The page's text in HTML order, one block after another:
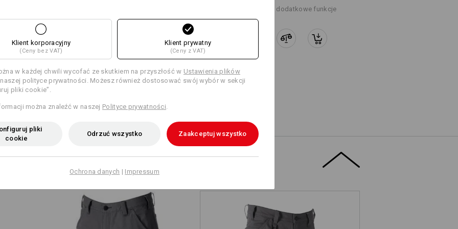
Kliknij przycisk „Karta danych”, aby uzyskać więcej informacji.
Karta danych
Personalizacja:
przygotowanie
+5 dodatkowe funkcje
Porównaj wszystkie dane szczegółowe
Klient korporacyjny
(Ceny bez VAT)
Klient prywatny
(Ceny z VAT)
w każdej chwili wycofać ze skutkiem na przyszłość w Ustawienia plików
polityce prywatności. Możesz również dostosować swój wybór w sekcji
pliki cookie”.
można znaleźć w naszej Polityce prywatności
pliki
cookie
Odrzuć wszystko Zaakceptuj wszystko
Ochrona danych | Impressum